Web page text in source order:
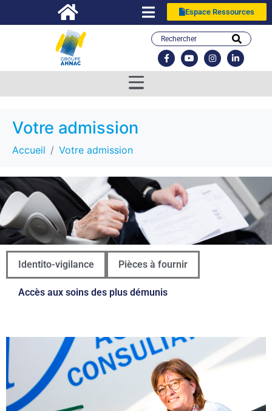
Espace Ressources
Votre admission
Accueil Votre admission
Identito-vigilance Pièces à fournir
Accès aux soins des plus démunis